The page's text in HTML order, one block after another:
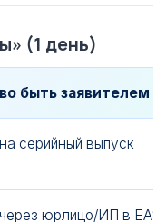
(1 день)
быть заявителем
серийный выпуск
юрлицо/ИП в